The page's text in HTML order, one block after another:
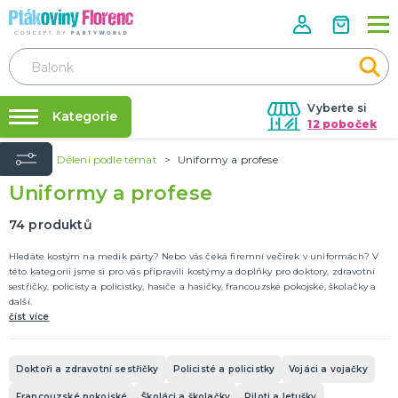
Vyberte si
12 poboček
Půjčovna kostýmů
Párty výzdoba na klíč
Nafukování balónků
Prodejny
Rozvoz
Párty Blog
Kariéra
Kontakt
Kategorie
ROZLUČKA SE SVOBODOU
Doplňky pro nevěstu
Doplňky pro ženicha
HALLOWEEN
Kostýmy
Výzdoba
DALŠÍ KATEGORIE
Úvod Dělení podle témat Uniformy a profese
Uniformy a profese
74 produktů
Hledáte kostým na medik párty? Nebo vás čeká firemní večírek v uniformách? V
této kategorii jsme si pro vás připravili kostýmy a doplňky pro doktory, zdravotní
sestřičky, policisty a policistky, hasiče a hasičky, francouzské pokojské, školačky a
další.
číst více
Doktoři a zdravotní sestřičky Policisté a policistky Vojáci a vojačky